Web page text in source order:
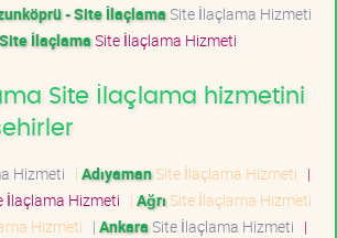
- Site İlaçlamaSite İlaçlama Hizmeti
İlaçlamaSite İlaçlama Hizmeti
Site İlaçlama hizmetini
Hizmeti | AdıyamanSite İlaçlama Hizmeti |
İlaçlama Hizmeti | Ağrı Site İlaçlama Hizmeti
Hizmeti | AnkaraSite İlaçlama Hizmeti |